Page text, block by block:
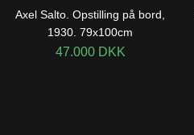
Axel Salto. Opstilling på bord,
1930. 79x100cm
47.000 DKK